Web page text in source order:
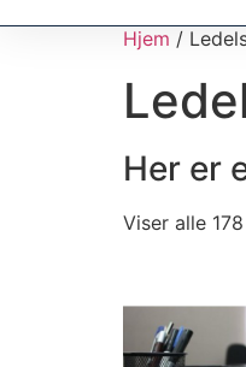
Hjem /
Her er
Viser alle